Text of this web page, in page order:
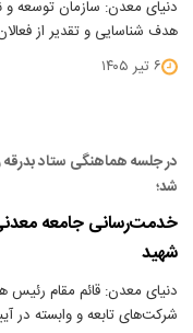
دنیای معدن: سازمان توسعه و
هدف شناسایی و تقدیر از
۶ تیر ۱۴۰۵
در جلسه هماهنگی ستاد
شد؛
خدمت‌رسانی جامعه
شهید
دنیای معدن: قائم مقام رئیس
شرکت‌های تابعه و وابسته در